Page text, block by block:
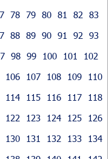
78 79 80 81 82
83
88 89 90 91 92
93
98 99 100 101
102
106 107 108 109
110
114 115 116 117
118
122 123 124 125
126
130 131 132 133
134